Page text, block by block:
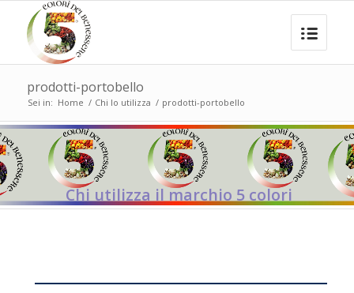
prodotti-portobello
Sei in: Home / Chi lo utilizza / prodotti-portobello
Chi utilizza il marchio 5 colori